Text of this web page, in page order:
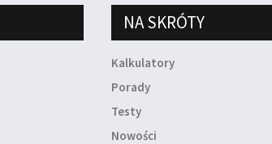
NA SKRÓTY
Kalkulatory
Porady
Testy
Nowości